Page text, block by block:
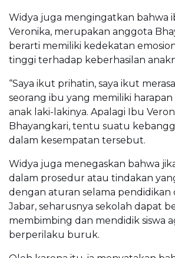
Widya juga mengingatkan bahwa
Veronika, merupakan anggota
berarti memiliki kedekatan
tinggi terhadap keberhasilan
“Saya ikut prihatin, saya ikut
seorang ibu yang memiliki
anak laki-lakinya. Apalagi Ibu
Bhayangkari, tentu suatu
dalam kesempatan tersebut.
Widya juga menegaskan bahwa
dalam prosedur atau tindakan
dengan aturan selama pendidikan
Jabar, seharusnya sekolah dapat
membimbing dan mendidik siswa
berperilaku buruk.